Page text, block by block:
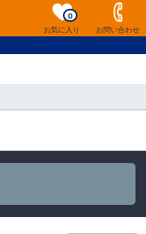
お気に入り
0
お問い合わせ